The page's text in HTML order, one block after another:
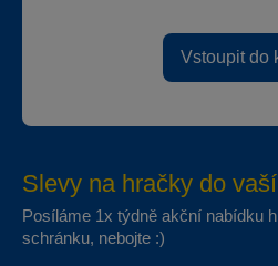
Vstoupit do
Slevy na hračky do
Posíláme 1x týdně akční nabídku
schránku, nebojte :)